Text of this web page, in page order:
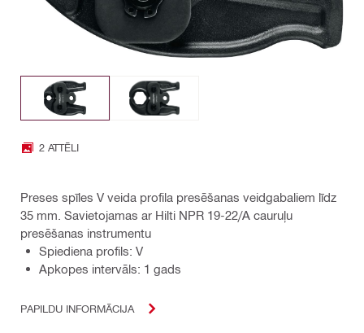
2 ATTĒLI
Preses spīles V veida profila presēšanas veidgabaliem līdz
35 mm. Savietojamas ar Hilti NPR 19-22/A cauruļu
presēšanas instrumentu
Spiediena profils: V
Apkopes intervāls: 1 gads
PAPILDU INFORMĀCIJA